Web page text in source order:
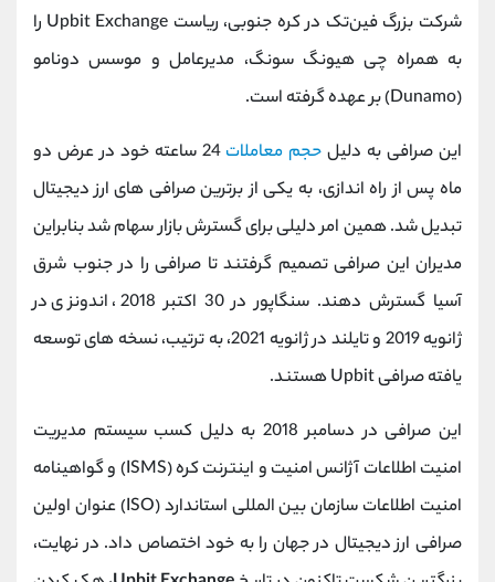
شرکت بزرگ فین‌تک در کره جنوبی، ریاست Upbit Exchange را
به همراه چی هیونگ سونگ، مدیرعامل و موسس دونامو
(Dunamo) بر عهده گرفته است.
این صرافی به دلیل حجم معاملات
24 ساعته خود در عرض دو
ماه پس از راه اندازی، به یکی از برترین صرافی های ارز دیجیتال
تبدیل شد. همین امر دلیلی برای گسترش بازار سهام شد بنابراین
مدیران این صرافی تصمیم گرفتند تا صرافی را در جنوب شرق
آسیا گسترش دهند. سنگاپور در 30 اکتبر 2018، اندونزی در
ژانویه 2019 و تایلند در ژانویه 2021، به ترتیب، نسخه های توسعه
یافته صرافی Upbit هستند.
این صرافی در دسامبر 2018 به دلیل کسب سیستم مدیریت
امنیت اطلاعات آژانس امنیت و اینترنت کره (ISMS) و گواهینامه
امنیت اطلاعات سازمان بین المللی استاندارد (ISO) عنوان اولین
صرافی ارز دیجیتال در جهان را به خود اختصاص داد. در نهایت،